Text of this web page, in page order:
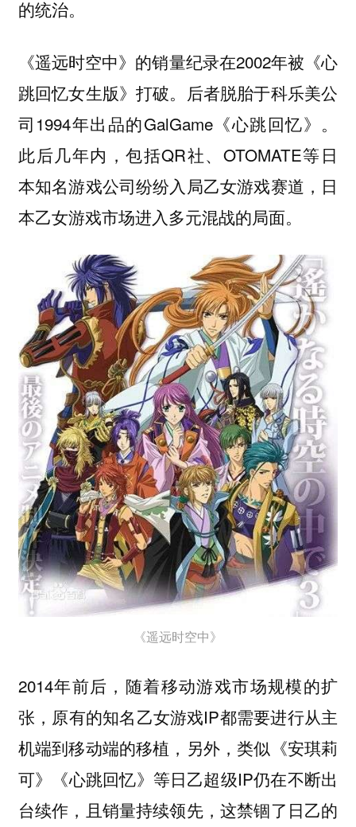
的统治。
《遥远时空中》的销量纪录在2002年被《心
跳回忆女生版》打破。后者脱胎于科乐美公
司1994年出品的GalGame《心跳回忆》。
此后几年内，包括QR社、OTOMATE等日
本知名游戏公司纷纷入局乙女游戏赛道，日
本乙女游戏市场进入多元混战的局面。
《遥远时空中》
2014年前后，随着移动游戏市场规模的扩
张，原有的知名乙女游戏IP都需要进行从主
机端到移动端的移植，另外，类似《安琪莉
可》《心跳回忆》等日乙超级IP仍在不断出
台续作，且销量持续领先，这禁锢了日乙的